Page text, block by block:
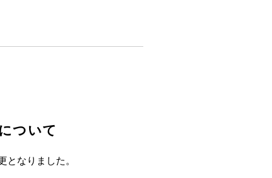
ついて
なりました。